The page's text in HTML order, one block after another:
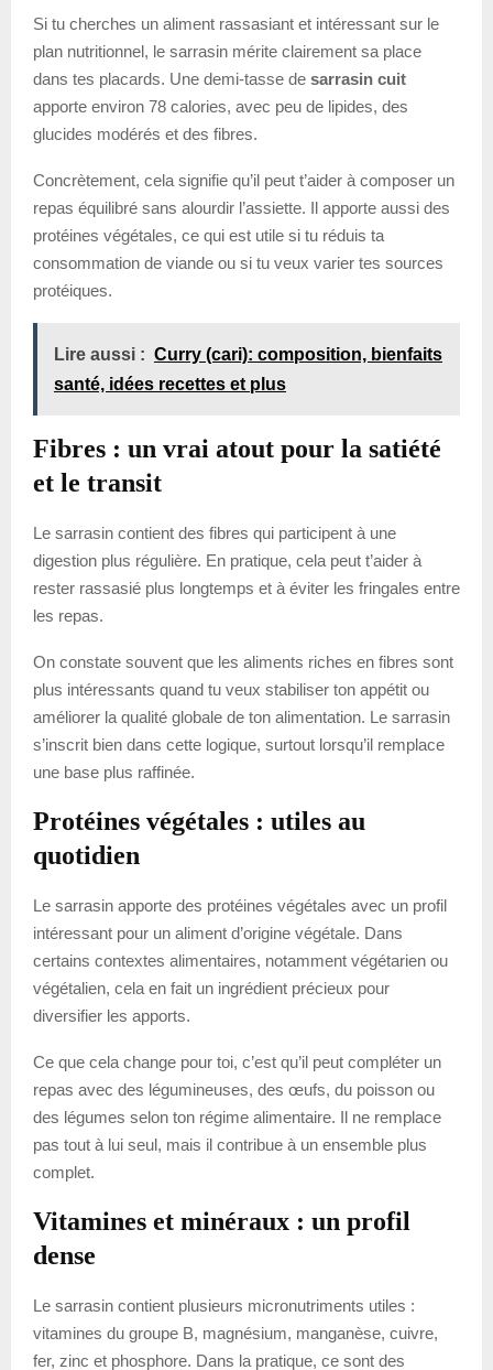
Si tu cherches un aliment rassasiant et intéressant sur le
plan nutritionnel, le sarrasin mérite clairement sa place
dans tes placards. Une demi-tasse de sarrasin cuit
apporte environ 78 calories, avec peu de lipides, des
glucides modérés et des fibres.
Concrètement, cela signifie qu’il peut t’aider à composer un
repas équilibré sans alourdir l’assiette. Il apporte aussi des
protéines végétales, ce qui est utile si tu réduis ta
consommation de viande ou si tu veux varier tes sources
protéiques.
Lire aussi : Curry (cari): composition, bienfaits
santé, idées recettes et plus
Fibres : un vrai atout pour la satiété
et le transit
Le sarrasin contient des fibres qui participent à une
digestion plus régulière. En pratique, cela peut t’aider à
rester rassasié plus longtemps et à éviter les fringales entre
les repas.
On constate souvent que les aliments riches en fibres sont
plus intéressants quand tu veux stabiliser ton appétit ou
améliorer la qualité globale de ton alimentation. Le sarrasin
s’inscrit bien dans cette logique, surtout lorsqu’il remplace
une base plus raffinée.
Protéines végétales : utiles au
quotidien
Le sarrasin apporte des protéines végétales avec un profil
intéressant pour un aliment d’origine végétale. Dans
certains contextes alimentaires, notamment végétarien ou
végétalien, cela en fait un ingrédient précieux pour
diversifier les apports.
Ce que cela change pour toi, c’est qu’il peut compléter un
repas avec des légumineuses, des œufs, du poisson ou
des légumes selon ton régime alimentaire. Il ne remplace
pas tout à lui seul, mais il contribue à un ensemble plus
complet.
Vitamines et minéraux : un profil
dense
Le sarrasin contient plusieurs micronutriments utiles :
vitamines du groupe B, magnésium, manganèse, cuivre,
fer, zinc et phosphore. Dans la pratique, ce sont des